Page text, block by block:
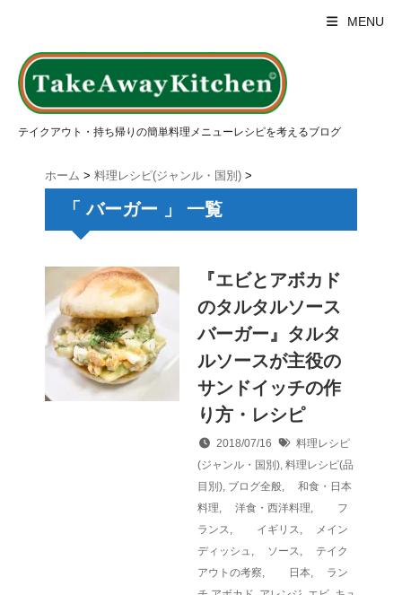
MENU
テイクアウト・持ち帰りの簡単料理メニューレシピを考えるブログ
ホーム > 料理レシピ(ジャンル・国別) >
「 バーガー 」 一覧
『エビとアボカド
のタルタルソース
バーガー』タルタ
ルソースが主役の
サンドイッチの作
り方・レシピ
2018/07/16
料理レシピ
(ジャンル・国別), 料理レシピ(品
目別), ブログ全般,
和食・日本
料理, 洋食・西洋料理,
フ
ランス, イギリス,
メイン
ディッシュ , ソース,
テイク
アウトの考察, 日本,
ラン